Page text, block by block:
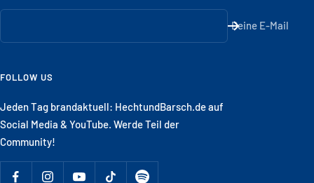
Deine E-Mail
FOLLOW US
Jeden Tag brandaktuell: HechtundBarsch.de auf
Social Media & YouTube. Werde Teil der
Community!